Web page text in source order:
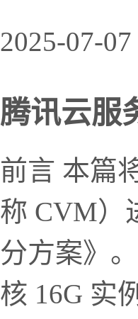
2025-07-07
腾讯云服
前言 本篇
称 CVM）
分方案》
核 16G 实